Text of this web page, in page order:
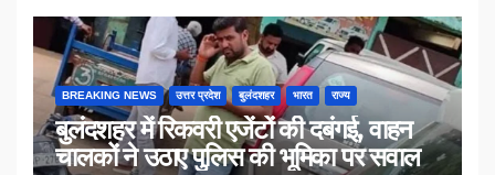
BREAKING NEWS उत्तर प्रदेश बुलंदशहर भारत राज्य
बुलंदशहर में रिकवरी एजेंटों की दबंगई, वाहन
चालकों ने उठाए पुलिस की भूमिका पर सवाल